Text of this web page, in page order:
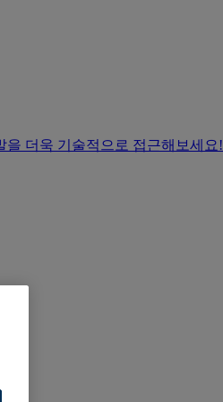
을 더욱 기술적으로 접근해보세요!